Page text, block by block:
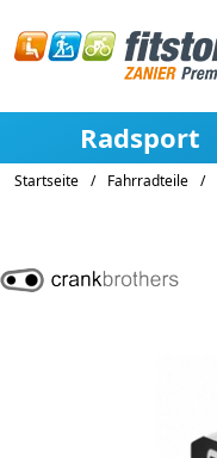
Radsport
Startseite / Fahrradteile /